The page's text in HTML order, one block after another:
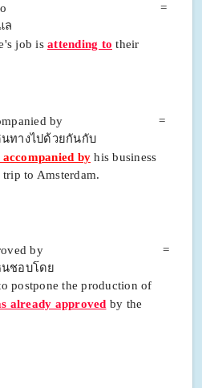
to =
job is attending to their
by =
งไปด้วยกันกับ
accompanied by his business
to Amsterdam.
by =
อบโดย
postpone the production of
already approved by the